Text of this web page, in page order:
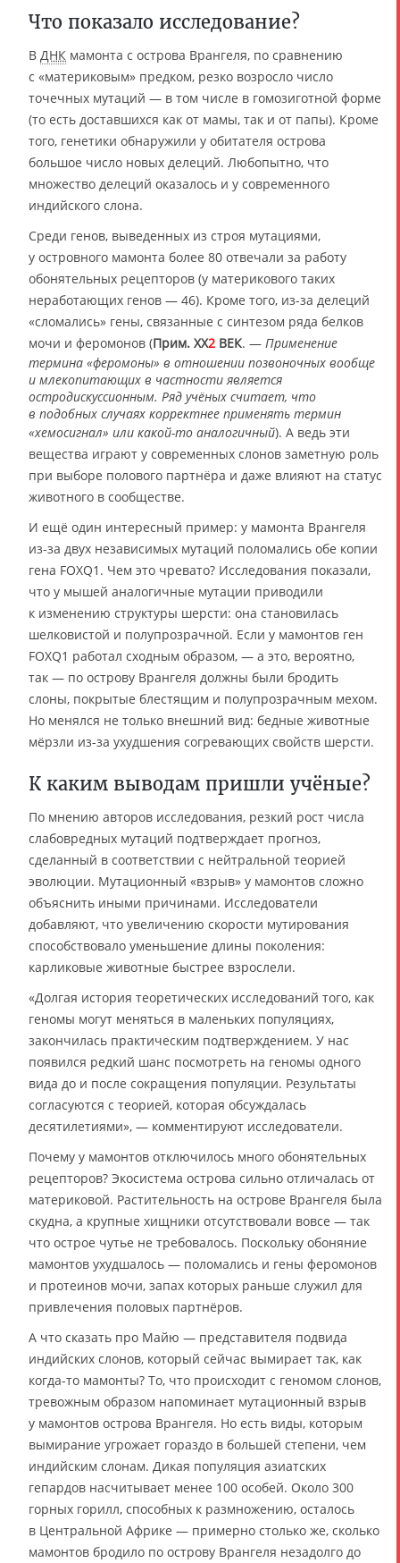
Что показало исследование?
В ДНК мамонта с острова Врангеля, по сравнению
с «материковым» предком, резко возросло число
точечных мутаций — в том числе в гомозиготной форме
(то есть доставшихся как от мамы, так и от папы). Кроме
того, генетики обнаружили у обитателя острова
большое число новых делеций. Любопытно, что
множество делеций оказалось и у современного
индийского слона.
Среди генов, выведенных из строя мутациями,
у островного мамонта более 80 отвечали за работу
обонятельных рецепторов (у материкового таких
неработающих генов — 46). Кроме того, из-за делеций
«сломались» гены, связанные с синтезом ряда белков
мочи и феромонов (Прим. XX2 ВЕК. — Применение
термина «феромоны» в отношении позвоночных вообще
и млекопитающих в частности является
остродискуссионным. Ряд учёных считает, что
в подобных случаях корректнее применять термин
«хемосигнал» или какой-то аналогичный). А ведь эти
вещества играют у современных слонов заметную роль
при выборе полового партнёра и даже влияют на статус
животного в сообществе.
И ещё один интересный пример: у мамонта Врангеля
из-за двух независимых мутаций поломались обе копии
гена FOXQ1. Чем это чревато? Исследования показали,
что у мышей аналогичные мутации приводили
к изменению структуры шерсти: она становилась
шелковистой и полупрозрачной. Если у мамонтов ген
FOXQ1 работал сходным образом, — а это, вероятно,
так — по острову Врангеля должны были бродить
слоны, покрытые блестящим и полупрозрачным мехом.
Но менялся не только внешний вид: бедные животные
мёрзли из-за ухудшения согревающих свойств шерсти.
К каким выводам пришли учёные?
По мнению авторов исследования, резкий рост числа
слабовредных мутаций подтверждает прогноз,
сделанный в соответствии с нейтральной теорией
эволюции. Мутационный «взрыв» у мамонтов сложно
объяснить иными причинами. Исследователи
добавляют, что увеличению скорости мутирования
способствовало уменьшение длины поколения:
карликовые животные быстрее взрослели.
«Долгая история теоретических исследований того, как
геномы могут меняться в маленьких популяциях,
закончилась практическим подтверждением. У нас
появился редкий шанс посмотреть на геномы одного
вида до и после сокращения популяции. Результаты
согласуются с теорией, которая обсуждалась
десятилетиями», — комментируют исследователи.
Почему у мамонтов отключилось много обонятельных
рецепторов? Экосистема острова сильно отличалась от
материковой. Растительность на острове Врангеля была
скудна, а крупные хищники отсутствовали вовсе — так
что острое чутье не требовалось. Поскольку обоняние
мамонтов ухудшалось — поломались и гены феромонов
и протеинов мочи, запах которых раньше служил для
привлечения половых партнёров.
А что сказать про Майю — представителя подвида
индийских слонов, который сейчас вымирает так, как
когда-то мамонты? То, что происходит с геномом слонов,
тревожным образом напоминает мутационный взрыв
у мамонтов острова Врангеля. Но есть виды, которым
вымирание угрожает гораздо в большей степени, чем
индийским слонам. Дикая популяция азиатских
гепардов насчитывает менее 100 особей. Около 300
горных горилл, способных к размножению, осталось
в Центральной Африке — примерно столько же, сколько
мамонтов бродило по острову Врангеля незадолго до